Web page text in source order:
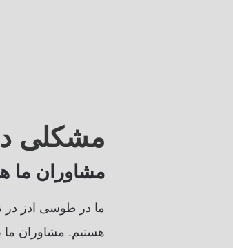
مشکلی
مشاوران ما
ما در طوسی ادز در
هستیم. مشاوران ما